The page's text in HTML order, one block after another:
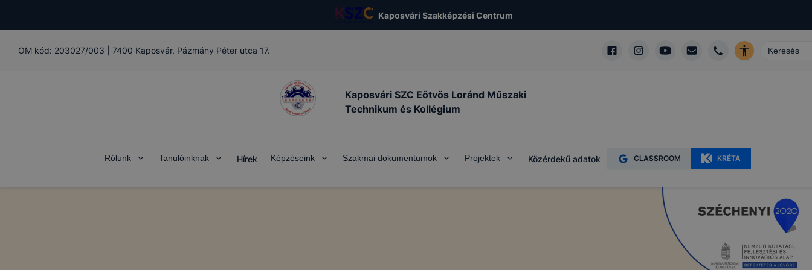
Kaposvári Szakképzési Centrum
OM kód: 203027/003 7400 Kaposvár, Pázmány Péter utca 17.
Kaposvári SZC Eötvös Loránd Műszaki
Technikum és Kollégium
Rólunk Tanulóinknak Hírek Képzéseink Szakmai dokumentumok Projektek Közérdekű adatok CLASSROOM KRÉTA